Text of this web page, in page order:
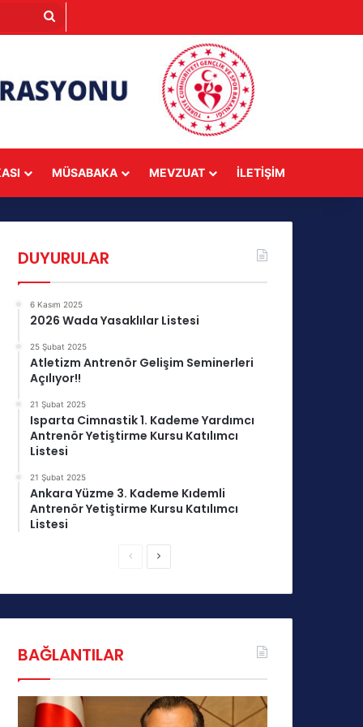
MÜSABAKA MEVZUAT İLETIŞIM
DUYURULAR
6 Kasım 2025
2026 Wada Yasaklılar Listesi
25 Şubat 2025
Atletizm Antrenör Gelişim Seminerleri
Açılıyor!!
21 Şubat 2025
Isparta Cimnastik 1. Kademe Yardımcı
Antrenör Yetiştirme Kursu Katılımcı
Listesi
21 Şubat 2025
Ankara Yüzme 3. Kademe Kıdemli
Antrenör Yetiştirme Kursu Katılımcı
Listesi
s
BAĞLANTILAR